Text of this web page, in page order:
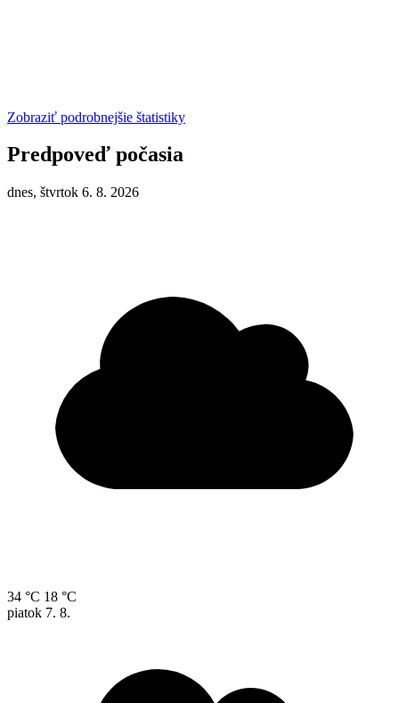
Zobraziť podrobnejšie štatistiky
Predpoveď počasia
dnes, štvrtok 6. 8. 2026
34 °C 18 °C
piatok 7. 8.